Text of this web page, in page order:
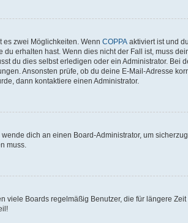
zwei Möglichkeiten. Wenn COPPA aktiviert ist und
erhalten hast. Wenn dies nicht der Fall ist, muss
du dies selbst erledigen oder ein Administrator. Bei
Ansonsten prüfe, ob du deine E-Mail-Adresse
dann kontaktiere einen Administrator.
dich an einen Board-Administrator, um
muss.
viele Boards regelmäßig Benutzer, die für längere